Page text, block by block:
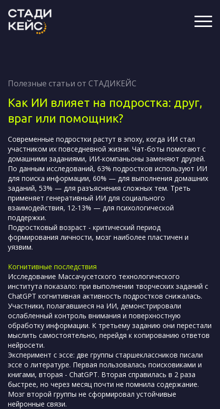
Полезные статьи от СТАДИКЕЙС
Как ИИ влияет на подростка: друг,
враг или помощник?
Современные подростки растут в эпоху, когда ИИ стал
участником их повседневной жизни. Чат-боты помогают с
домашними заданиями, ИИ-компаньоны заменяют друзей.
По данным исследований, 63% подростков используют ИИ
для поиска информации, 60% — для выполнения домашних
заданий, 53% — для разъяснения сложных тем. Треть
применяет генеративный ИИ для социального
взаимодействия, 12-13% — для психологической
поддержки.
Подростковый возраст - критический период
формирования личности, мозг наиболее пластичен и
уязвим.
Когнитивные последствия
Исследование Массачусетского технологического
института показало: при выполнении творческих заданий с
ChatGPT когнитивная активность подростков снижалась.
Участники, полагавшиеся на ИИ, демонстрировали
ослабленный контроль внимания и поверхностную
обработку информации. К третьему заданию они перестали
мыслить самостоятельно, перейдя к копированию ответов
нейросети.
Эксперимент с эссе: две группы старшеклассников писали
эссе о литературе. Первая пользовалась поисковиками и
книгами, вторая - ChatGPT. Вторая справилась в 2 раза
быстрее, но через месяц почти не помнила содержание.
Мозг второй группы не сформировал устойчивые
нейронные связи.